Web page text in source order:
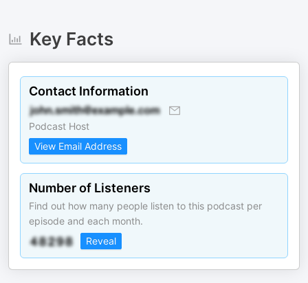
Key Facts
Contact Information
Podcast Host
View Email Address
Number of Listeners
Find out how many people listen to this podcast per
episode and each month.
Reveal